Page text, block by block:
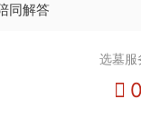
同解答
选墓服